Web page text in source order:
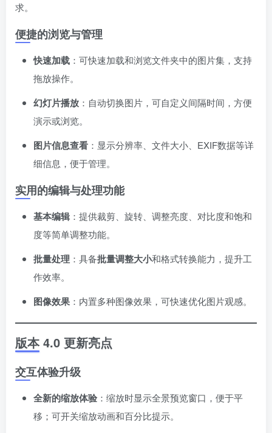
求。
便捷的浏览与管理
快速加载 ：可快速加载和浏览文件夹中的图片集，支持
拖放操作。
幻灯片播放 ：自动切换图片，可自定义间隔时间，方便
演示或浏览。
图片信息查看 ：显示分辨率、文件大小、EXIF数据等详
细信息，便于管理。
实用的编辑与处理功能
基本编辑：提供裁剪、旋转、调整亮度、对比度和饱和
度等简单调整功能。
批量处理 ：具备批量调整大小和格式转换能力，提升工
作效率。
图像效果 ：内置多种图像效果，可快速优化图片观感。
版本 4.0 更新亮点
交互体验升级
全新的缩放体验：缩放时显示全景预览窗口，便于平
移；可开关缩放动画和百分比提示。